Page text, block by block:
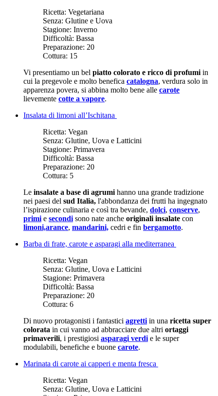
Ricetta: Vegetariana
Senza: Glutine e Uova
Stagione: Inverno
Difficoltà: Bassa
Preparazione: 20
Cottura: 15
Vi presentiamo un bel piatto colorato e ricco di profumi in
cui la pregevole e molto benefica catalogna, verdura solo in
apparenza povera, si abbina molto bene alle carote
lievemente cotte a vapore.
Insalata di limoni all’Ischitana
Ricetta: Vegan
Senza: Glutine, Uova e Latticini
Stagione: Primavera
Difficoltà: Bassa
Preparazione: 20
Cottura: 5
Le insalate a base di agrumi hanno una grande tradizione
nei paesi del sud Italia, l'abbondanza dei frutti ha ingegnato
l’ispirazione culinaria e così tra bevande, dolci, conserve,
primi e secondi sono nate anche originali insalate con
limoni,arance, mandarini, cedri e fin bergamotto.
Barba di frate, carote e asparagi alla mediterranea
Ricetta: Vegan
Senza: Glutine, Uova e Latticini
Stagione: Primavera
Difficoltà: Bassa
Preparazione: 20
Cottura: 6
Di nuovo protagonisti i fantastici agretti in una ricetta super
colorata in cui vanno ad abbracciare due altri ortaggi
primaverili, i prestigiosi asparagi verdi e le super
modulabili, benefiche e buone carote.
Marinata di carote ai capperi e menta fresca
Ricetta: Vegan
Senza: Glutine, Uova e Latticini